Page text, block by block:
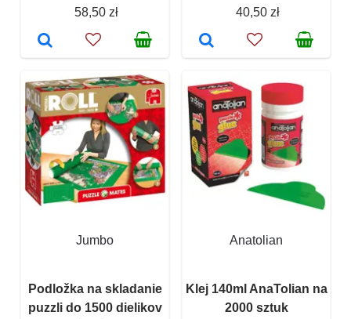
58,50 zł
40,50 zł
Jumbo
Podložka na skladanie
puzzli do 1500 dielikov
Anatolian
Klej 140ml AnaTolian na
2000 sztuk